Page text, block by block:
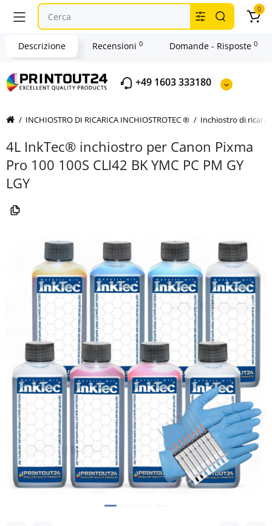
+49 1603 333180
0
INCHIOSTRO DI RICARICA INCHIOSTROTEC ® Inchiostro di
4L InkTec® inchiostro per Canon Pixma
Pro 100 100S CLI42 BK YMC PC PM GY
LGY
Descrizione Recensioni 0 Domande - Risposte 0